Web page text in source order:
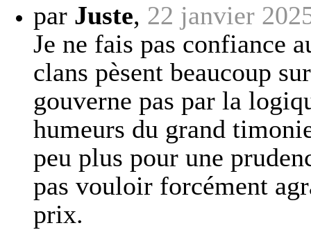
par Juste, 22 janvier
Je ne fais pas confiance
clans pèsent beaucoup
gouverne pas par la
humeurs du grand
peu plus pour une
pas vouloir forcément
prix.